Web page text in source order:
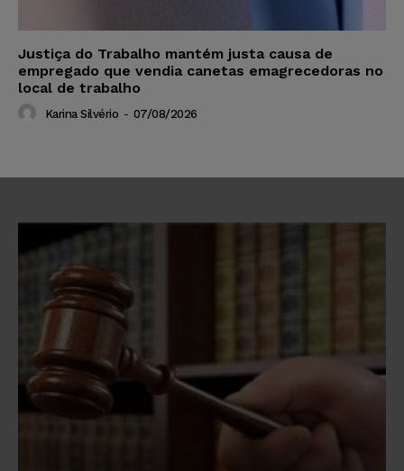
Justiça do Trabalho mantém justa causa de
empregado que vendia canetas emagrecedoras no
local de trabalho
Karina Silvério - 07/08/2026